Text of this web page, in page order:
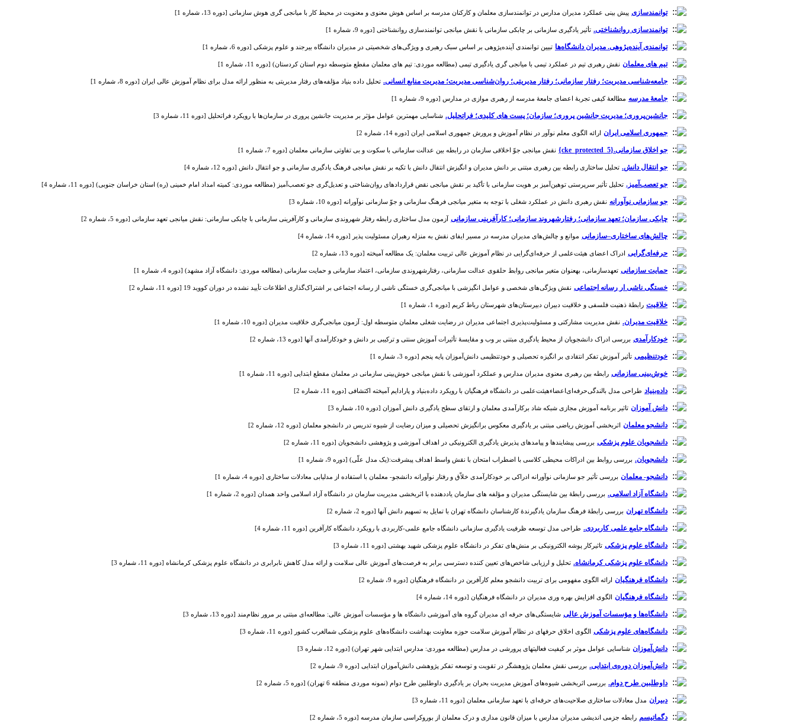
توانمندسازی پیش بینی عملکرد مدیران مدارس در توانمندسازی معلمان و کارکنان مدرسه بر اساس هوش معنوی و معنویت در محیط کار با میانجی گری هوش سازمانی [دوره 13، شماره 1]
توانمندسازی روانشناختی. تأثیر یادگیری سازمانی بر چابکی سازمانی با نقش میانجی توانمندسازی روانشناختی [دوره 9، شماره 1]
توانمندی‌ آینده‌پژوهی. مدیران دانشگاه‌ها تبیین توانمندی آینده‌پژوهی بر اساس سبک رهبری و ویژگی‌های شخصیتی در مدیران دانشگاه‌ بیرجند و علوم پزشکی [دوره 6، شماره 1]
تیم های معلمان نقش رهبری تیم در عملکرد تیمی با میانجی گری یادگیری تیمی (مطالعه موردی: تیم های معلمان مقطع متوسطه دوم استان کردستان) [دوره 11، شماره 1]
جامعه‌شناسی مدیریت؛ رفتار سازمانی؛ رفتار مدیریتی؛ روان‌شناسی مدیریت؛ مدیریت منابع انسانی. تحلیل داده بنیاد مؤلفه‌های رفتار مدیریتی به منظور ارائه مدل برای نظام آموزش عالی ایران [دوره 8، شماره 1]
جامعۀ مدرسه مطالعۀ کیفی تجربۀ اعضای جامعۀ مدرسه از رهبری موازی در مدارس [دوره 9، شماره 1]
جانشین‌پروری؛ مدیریت جانشین پروری؛ سازمان؛ پست های کلیدی؛ فراتحلیل. شناسایی مهمترین عوامل مؤثر بر مدیریت جانشین پروری در سازمان‌ها با رویکرد فراتحلیل [دوره 11، شماره 3]
جمهوری اسلامی ایران ارائه الگوی معلم نوآور در نظام آموزش و پرورش جمهوری اسلامی ایران [دوره 14، شماره 2]
جو اخلاق سازمانی.{cke_protected_5} نقش میانجی جوّ اخلاقی سازمان در رابطه بین عدالت سازمانی با سکوت و بی تفاوتی سازمانی معلمان [دوره 7، شماره 1]
جو انتقال دانش. تحلیل ساختاری رابطه بین رهبری مبتنی بر دانش مدیران و انگیزش انتقال دانش با تکیه بر نقش میانجی فرهنگ یادگیری سازمانی و جو انتقال دانش [دوره 12، شماره 4]
جو تعصب‌آمیز. تحلیل تأثیر سرپرستی توهین‌آمیز بر هویت سازمانی با تأکید بر نقش میانجی نقض قراردادهای روان‌شناختی و تعدیل‌گری جو تعصب‌آمیز (مطالعه موردی: کمیته امداد امام خمینی (ره) استان خراسان جنوبی) [دوره 11، شماره 4]
جو سازمانی نوآورانه نقش رهبری دانش در عملکرد شغلی با توجه به متغیر میانجی فرهنگ سازمانی و جوّ سازمانی نوآورانه [دوره 10، شماره 3]
چابکی سازمان؛ تعهد سازمانی؛ رفتارشهروند سازمانی؛ کارآفرینی سازمانی آزمون مدل ساختاری رابطه رفتار شهروندی سازمانی و کارآفرینی سازمانی با چابکی سازمانی: نقش میانجی تعهد سازمانی [دوره 5، شماره 2]
چالش‌های ساختاری–سازمانی موانع و چالش‌های مدیران مدرسه در مسیر ایفای نقش به منزله رهبران مسئولیت پذیر [دوره 14، شماره 4]
حرفه‌ای‌گرایی ادراک اعضای هیئت‌علمی از حرفه‌ای‌گرایی در نظام آموزش عالی تربیت معلمان: یک مطالعه آمیخته [دوره 13، شماره 2]
حمایت سازمانی تعهدسازمانی، بهعنوان متغیر میانجی روابط حلقوی عدالت سازمانی، رفتارشهروندی سازمانی، اعتماد سازمانی و حمایت سازمانی (مطالعه موردی: دانشگاه آزاد مشهد) [دوره 4، شماره 1]
خستگی ناشی ار رسانه اجتماعی نقش ویژگی‌های شخصی و عوامل انگیزشی با میانجی‌گری خستگی ناشی از رسانه اجتماعی بر اشتراک‌گذاری اطلاعات تأیید نشده در دوران کووید 19 [دوره 11، شماره 2]
خلاقیت رابطۀ ذهنیت فلسفی و خلاقیت دبیران دبیرستان‌های شهرستان رباط کریم [دوره 1، شماره 1]
خلاقیت مدیران. نقش مدیریت مشارکتی و مسئولیت‌پذیری اجتماعی مدیران در رضایت شغلی معلمان متوسطه اول: آزمون میانجی‌گری خلاقیت مدیران [دوره 10، شماره 1]
خودکارآمدی بررسی ادراک دانشجویان از محیط یادگیری مبتنی بر وب و مقایسۀ تأثیرات آموزش سنتی و ترکیبی بر دانش و خودکارآمدی آنها [دوره 13، شماره 2]
خود‌تنظیمی تأثیر آموزش تفکر انتقادی بر انگیزه تحصیلی و خودتنظیمی دانش‌آموزان پایه پنجم [دوره 3، شماره 1]
خوش‌بینی سازمانی رابطه بین رهبری معنوی مدیران مدارس و عملکرد آموزشی با نقش میانجی خوش‌بینی سازمانی در معلمان مقطع ابتدایی [دوره 11، شماره 1]
داده‌بنیاد طراحی مدل بالندگی‌حرفه‌ای‌اعضاءهیئت‌علمی در دانشگاه فرهنگیان با رویکرد داده‌بنیاد و پارادایم آمیخته اکتشافی [دوره 11، شماره 2]
دانش آموزان تاثیر برنامه آموزش مجازی شبکه شاد برکارآمدی معلمان و ارتقای سطح یادگیری دانش آموزان [دوره 10، شماره 3]
دانشجو معلمان اثربخشی آموزش ریاضی مبتنی بر یادگیری معکوس برانگیزش تحصیلی و میزان رضایت از شیوه تدریس در دانشجو معلمان [دوره 12، شماره 2]
دانشجویان علوم پزشکی بررسی پیشایند‌ها و پیامد‌های پذیرش یادگیری الکترونیکی در اهداف آموزشی و پژوهشی دانشجویان [دوره 11، شماره 2]
دانشجویان. بررسی روابط بین ادراکات محیطی کلاسی با اضطراب امتحان با نقش واسط اهداف پیشرفت:(یک مدل علّی) [دوره 9، شماره 1]
دانشجو- معلمان بررسی تأثیر جو سازمانی نوآورانه ادراکی بر خودکارآمدی خلاّق و رفتار نوآورانه دانشجو- معلمان با استفاده از مدلیابی معادلات ساختاری [دوره 4، شماره 1]
دانشگاه آزاد اسلامی. بررسی رابطۀ بین شایستگی مدیران و مؤلفه های سازمان یاددهنده با اثربخشی مدیریت سازمان در دانشگاه آزاد اسلامی واحد همدان [دوره 2، شماره 1]
دانشگاه تهران بررسی رابطۀ فرهنگ سازمان یادگیرندۀ کارشناسان دانشگاه تهران با تمایل به تسهیم دانش آنها [دوره 2، شماره 2]
دانشگاه جامع علمی کاربردی. طراحی مدل توسعه ظرفیت یادگیری سازمانی دانشگاه جامع علمی-کاربردی با رویکرد دانشگاه کارآفرین [دوره 11، شماره 4]
دانشگاه علوم پزشکی تاثیرکار پوشه الکترونیکی بر منش‌های تفکر در دانشگاه علوم پزشکی شهید بهشتی [دوره 11، شماره 3]
دانشگاه علوم پزشکی کرمانشاه. تحلیل و ارزیابی شاخص‌های تعیین کننده دسترسی برابر به فرصت‌های آموزش عالی سلامت و ارائه مدل کاهش نابرابری در دانشگاه علوم پزشکی کرمانشاه [دوره 11، شماره 3]
دانشگاه فرهنگیان ارائه الگوی مفهومی برای تربیت دانشجو معلم کارآفرین در دانشگاه فرهنگیان [دوره 9، شماره 2]
دانشگاه فرهنگیان الگوی افزایش بهره وری مدیران در دانشگاه فرهنگیان [دوره 14، شماره 4]
دانشگاه‌ها و مؤسسات آموزش عالی شایستگی‌های حرفه ای مدیران گروه های آموزشی دانشگاه ها و مؤسسات آموزش عالی: مطالعه‌ای مبتنی بر مرور نظام‌مند [دوره 13، شماره 3]
دانشگاه‌های علوم پزشکی الگوی اخلاق حرفه‎ای در نظام آموزش سلامت حوزه معاونت بهداشت دانشگاه‌های علوم پزشکی شمالغرب کشور [دوره 11، شماره 3]
دانش‌آموزان شناسایی عوامل موثر بر کیفیت فعالیتهای پرورشی در مدارس (مطالعه موردی: مدارس ابتدایی شهر تهران) [دوره 12، شماره 3]
دانش‌آموزان دوره‌ی ابتدایی. بررسی نقش معلمان پژوهشگر در تقویت و توسعه تفکر پژوهشی دانش‌آموزان ابتدایی [دوره 9، شماره 2]
داوطلبین طرح دوام. بررسی اثربخشی شیوه‌های آموزش مدیریت بحران بر یادگیری داوطلبین طرح دوام (نمونه موردی منطقه 6 تهران) [دوره 5، شماره 2]
دبیران مدل معادلات ساختاری صلاحیت‌های حرفه‌ای با تعهد سازمانی معلمان [دوره 11، شماره 3]
دگماتیسم رابطه جزمی اندیشی مدیران مدارس با میزان قانون مداری و درک معلمان از بوروکراسی سازمان مدرسه [دوره 5، شماره 2]